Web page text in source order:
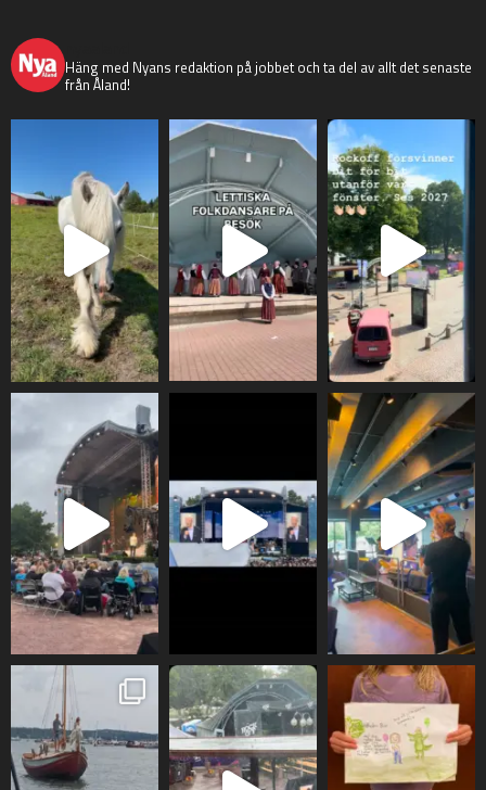
Häng med Nyans redaktion på jobbet och ta del av allt det senaste
från Åland!